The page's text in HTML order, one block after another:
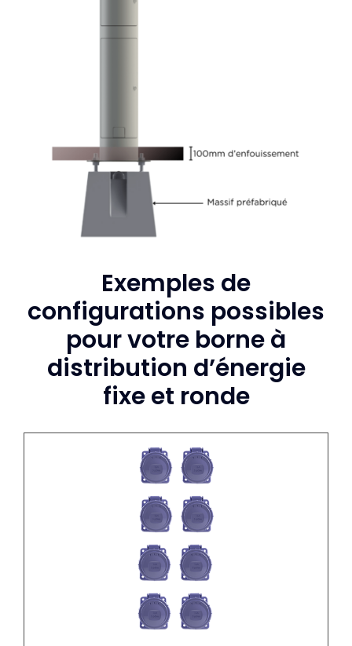
Exemples de
configurations possibles
pour votre borne à
distribution d’énergie
fixe et ronde